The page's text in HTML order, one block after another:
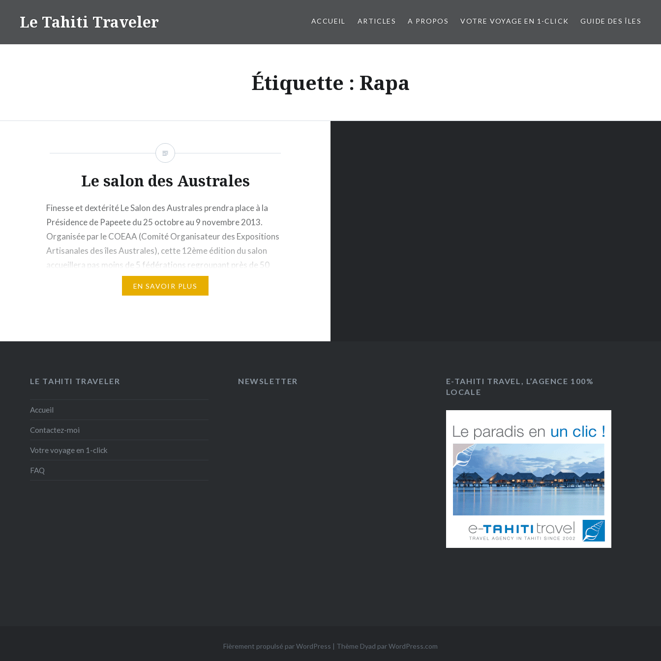
Le Tahiti Traveler ACCUEIL ARTICLES A PROPOS VOTRE VOYAGE EN 1-CLICK GUIDE DES ÎLES
Étiquette : Rapa
Le salon des Australes
Finesse et dextérité Le Salon des Australes prendra place à la
Présidence de Papeete du 25 octobre au 9 novembre 2013.
Organisée par le COEAA (Comité Organisateur des Expositions
Artisanales des îles Australes), cette 12ème édition du salon
accueillera pas moins de 5 fédérations regroupant près de 50
artisans venus des îles de Rapa, Raivavae,…
EN SAVOIR PLUS
LE TAHITI TRAVELER
Accueil
Contactez-moi
Votre voyage en 1-click
FAQ
NEWSLETTER
E-TAHITI TRAVEL, L’AGENCE 100%
LOCALE
Fièrement propulsé par WordPress | Thème Dyad parWordPress.com